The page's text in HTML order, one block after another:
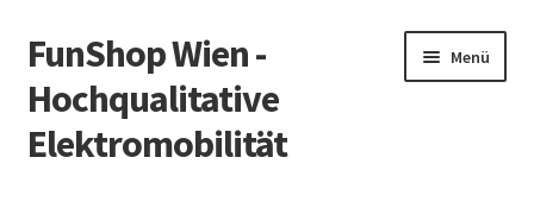
Zur
Navigation
springen
Zum
Inhalt
springen
FunShop Wien -
Hochqualitative
Elektromobilität
Menü